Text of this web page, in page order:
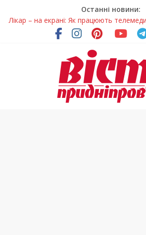
Останні новини:
Лікар – на екрані: Як працюють
Дніпропетровщині
У Дніпрі триває масштабна підготовка
Пошуки тривають: на Дніпропетровщині
розташування легендарного монастиря
Ветерани Дніпропетровщини